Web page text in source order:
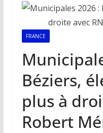
FRANCE
Béziers,
plus à
Robert